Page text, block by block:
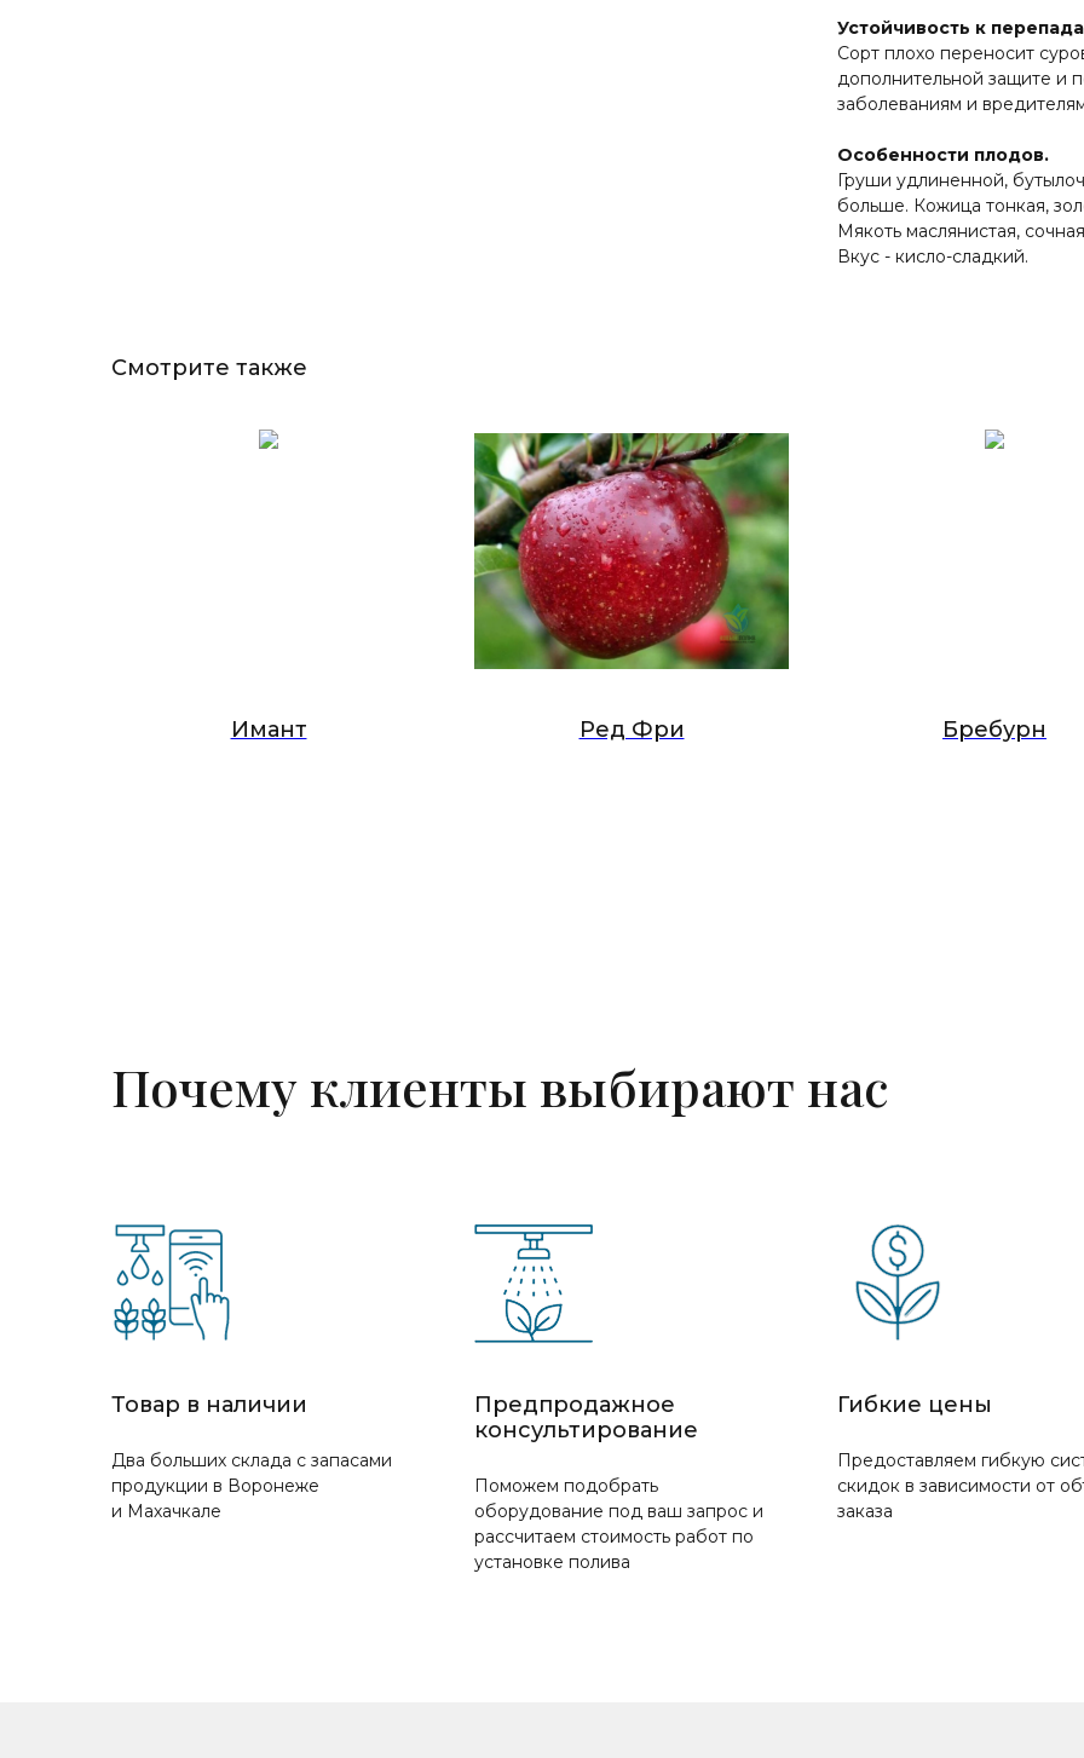
Устойчивость к
Сорт плохо переносит
дополнительной защите и
заболеваниям и
Особенности плодов.
Груши удлиненной,
больше. Кожица тонкая,
Мякоть маслянистая,
Вкус - кисло-сладкий.
Смотрите также
Имант Ред Фри Бребурн
Почему клиенты выбирают нас
Товар в наличии
Два больших склада с запасами
продукции в Воронеже
и Махачкале
Предпродажное
консультирование
Поможем подобрать
оборудование под ваш запрос и
рассчитаем стоимость работ по
установке полива
Гибкие цены
Предоставляем гибкую
скидок в зависимости от
заказа